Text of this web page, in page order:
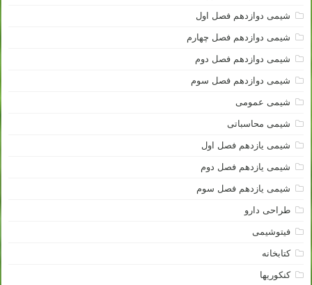
شیمی دوازدهم فصل اول
شیمی دوازدهم فصل چهارم
شیمی دوازدهم فصل دوم
شیمی دوازدهم فصل سوم
شیمی عمومی
شیمی محاسباتی
شیمی یازدهم فصل اول
شیمی یازدهم فصل دوم
شیمی یازدهم فصل سوم
طراحی دارو
فیتوشیمی
کتابخانه
کنکوریها